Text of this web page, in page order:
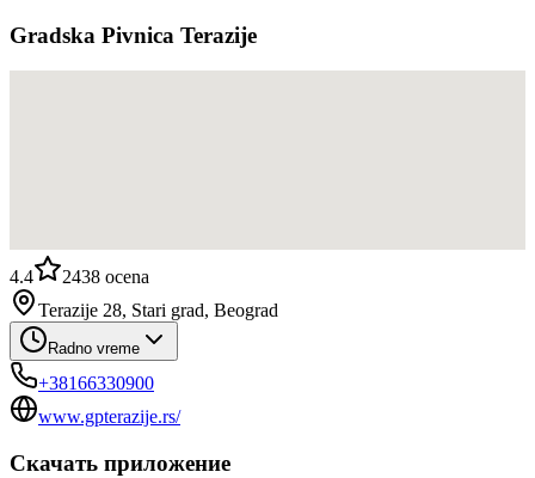
Gradska Pivnica Terazije
4.4 2438 ocena
Terazije 28, Stari grad, Beograd
Radno vreme
+38166330900
www.gpterazije.rs/
Скачать приложение